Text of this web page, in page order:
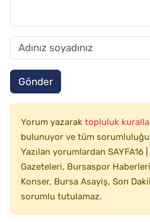
Gönder
Yorum yazarak topluluk
bulunuyor ve tüm
Yazılan yorumlardan
Gazeteleri, Bursaspor
Konser, Bursa Asayiş, Son
sorumlu tutulamaz.